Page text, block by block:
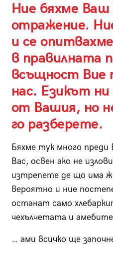
Ние бяхме Ваш
отражение.
и се
в правилната
всъщност Вие
нас. Езикът ни
от Вашия, но
го разберете.
Бяхме тук много
Вас, освен ако не
изтрепете де що има
вероятно и ние
останат само
чехълчетата и
… ами всичко ще